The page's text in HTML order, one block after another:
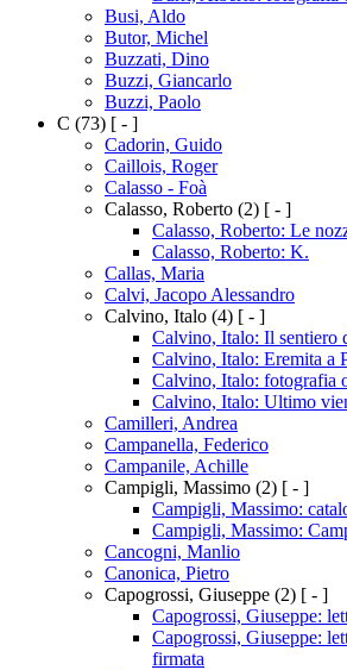
Busi, Aldo
Butor, Michel
Buzzati, Dino
Buzzi, Giancarlo
Buzzi, Paolo
C (73) [ - ]
Cadorin, Guido
Caillois, Roger
Calasso - Foà
Calasso, Roberto (2) [ - ]
Calasso, Roberto: Le
Calasso, Roberto: K.
Callas, Maria
Calvi, Jacopo Alessandro
Calvino, Italo (4) [ - ]
Calvino, Italo: Il sentiero
Calvino, Italo: Eremita a
Calvino, Italo: fotografia
Calvino, Italo: Ultimo
Camilleri, Andrea
Campanella, Federico
Campanile, Achille
Campigli, Massimo (2) [ - ]
Campigli, Massimo:
Campigli, Massimo:
Cancogni, Manlio
Canonica, Pietro
Capogrossi, Giuseppe (2) [ - ]
Capogrossi, Giuseppe:
Capogrossi, Giuseppe:
firmata